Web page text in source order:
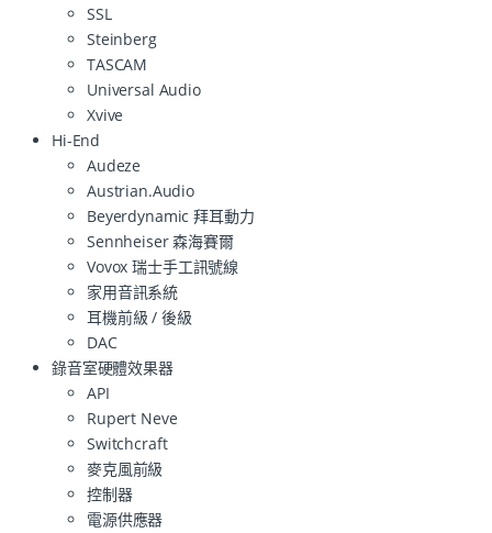
SSL
Steinberg
TASCAM
Universal Audio
Xvive
Hi-End
Audeze
Austrian.Audio
Beyerdynamic 拜耳動力
Sennheiser 森海賽爾
Vovox 瑞士手工訊號線
家用音訊系統
耳機前級 / 後級
DAC
錄音室硬體效果器
API
Rupert Neve
Switchcraft
麥克風前級
控制器
電源供應器